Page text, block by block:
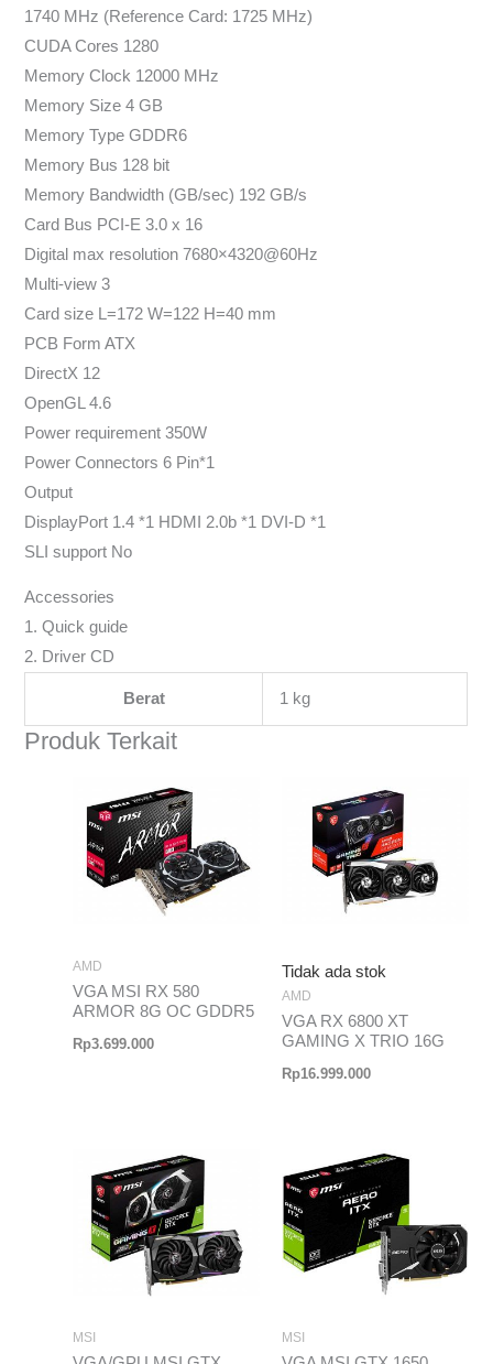
1740 MHz (Reference Card: 1725 MHz)
CUDA Cores 1280
Memory Clock 12000 MHz
Memory Size 4 GB
Memory Type GDDR6
Memory Bus 128 bit
Memory Bandwidth (GB/sec) 192 GB/s
Card Bus PCI-E 3.0 x 16
Digital max resolution 7680×4320@60Hz
Multi-view 3
Card size L=172 W=122 H=40 mm
PCB Form ATX
DirectX 12
OpenGL 4.6
Power requirement 350W
Power Connectors 6 Pin*1
Output
DisplayPort 1.4 *1 HDMI 2.0b *1 DVI-D *1
SLI support No
Accessories
1. Quick guide
2. Driver CD
Berat 1 kg
Produk Terkait
AMD
VGA MSI RX 580
ARMOR 8G OC GDDR5
Rp3.699.000
Tidak ada stok
AMD
VGA RX 6800 XT
GAMING X TRIO 16G
Rp16.999.000
MSI MSI